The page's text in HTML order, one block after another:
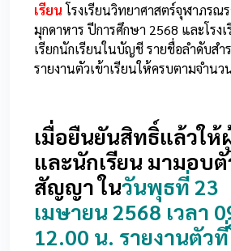
เรียน โรงเรียนวิทยาศาสตร์จุฬาภรณ
มุกดาหาร ปีการศึกษา 2568 และโรง
เรียกนักเรียนในบัญชี รายชื่อลำดับสำ
รายงานตัวเข้าเรียนให้ครบตามจำน
เมื่อยืนยันสิทธิ์แล้วให้
และนักเรียน มามอบ
สัญญาในวันพุธที่ 23
เมษายน 2568 เวลา
12.00 น. รายงานตัวที่